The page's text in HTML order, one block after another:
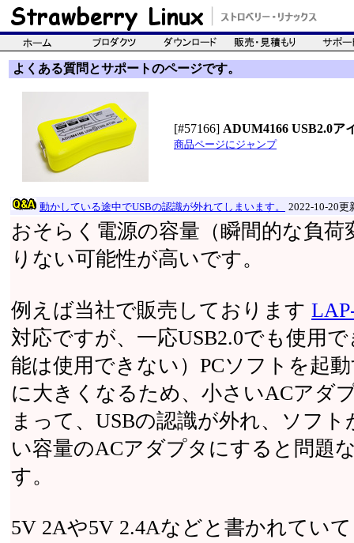
よくある質問とサポートのページです。
[#57166] ADUM4166 USB2.0ア
商品ページにジャンプ
動かしている途中でUSBの認識が外れてしまいます。 2022-10-20更
おそらく電源の容量（瞬間的な負
りない可能性が高いです。
例えば当社で販売しております
対応ですが、一応USB2.0でも使用
能は使用できない）PCソフトを起
に大きくなるため、小さいACアダ
まって、USBの認識が外れ、ソフ
い容量のACアダプタにすると問題
す。
5V 2Aや5V 2.4Aなどと書かれてい